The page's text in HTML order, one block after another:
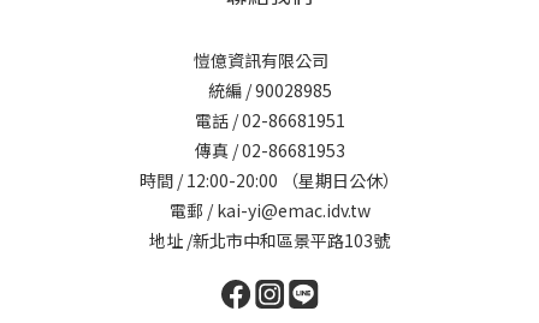
愷億資訊有限公司
統編 / 90028985
電話 / 02-86681951
傳真 / 02-86681953
時間 / 12:00-20:00 （星期日公休）
電郵 / kai-yi@emac.idv.tw
地址 /新北市中和區景平路103號